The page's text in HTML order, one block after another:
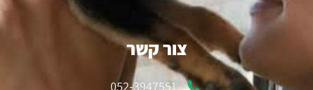
צור קשר
052-3947551